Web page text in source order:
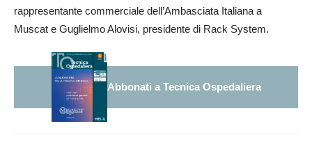
rappresentante commerciale dell’Ambasciata Italiana a
Muscat e Guglielmo Alovisi, presidente di Rack System.
Abbonati a Tecnica Ospedaliera